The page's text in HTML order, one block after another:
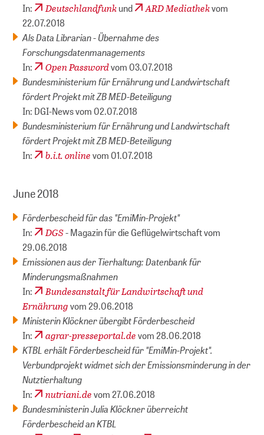
In: Deutschlandfunkund ARD Mediathekvom
22.07.2018
Als Data Librarian - Übernahme des
Forschungsdatenmanagements
In: Open Passwordvom 03.07.2018
Bundesministerium für Ernährung und Landwirtschaft
fördert Projekt mit ZB MED-Beteiligung
In: DGI-News vom 02.07.2018
Bundesministerium für Ernährung und Landwirtschaft
fördert Projekt mit ZB MED-Beteiligung
In: b.i.t. onlinevom 01.07.2018
June 2018
Förderbescheid für das "EmiMin-Projekt"
In: DGS- Magazin für die Geflügelwirtschaft vom
29.06.2018
Emissionen aus der Tierhaltung: Datenbank für
Minderungsmaßnahmen
In:
Bundesanstalt für Landwirtschaft und
Ernährungvom 29.06.2018
Ministerin Klöckner übergibt Förderbescheid
In: agrar-presseportal.devom 28.06.2018
KTBL erhält Förderbescheid für "EmiMin-Projekt".
Verbundprojekt widmet sich der Emissionsminderung in der
Nutztierhaltung
In: nutriani.devom 27.06.2018
Bundesministerin Julia Klöckner überreicht
Förderbescheid an KTBL